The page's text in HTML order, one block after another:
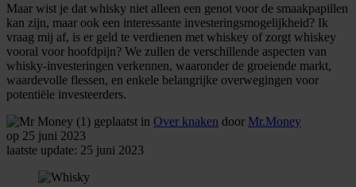
Maar wist je dat whisky niet alleen een genot voor de smaakpapillen
kan zijn, maar ook een interessante investeringsmogelijkheid? Ik
vraag mij af, is er geld te verdienen met whiskey of zorgt whiskey
vooral voor hoofdpijn? We zullen de verschillende aspecten van
whisky-investeringen verkennen, waaronder de groeiende markt,
waardevolle flessen, en enkele belangrijke overwegingen voor
potentiële investeerders.
geplaatst in Over knaken door Mr.Money
op 25 juni 2023
laatste update: 25 juni 2023